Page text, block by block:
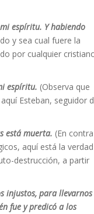
espíritu. Y habiendo
y sea cual fuere la
por cualquier
espíritu. (Observa que
Esteban, seguidor
está muerta. (En contra
aquí está la verdad
destrucción, a partir
injustos, para
fue y predicó a los